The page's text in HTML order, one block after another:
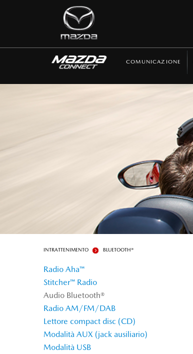
COMUNICAZIONE
INTRATTENIMENTO BLUETOOTH®
Radio Aha™
Stitcher™ Radio
Audio Bluetooth®
Radio AM/FM/DAB
Lettore compact disc (CD)
Modalità AUX (jack ausiliario)
Modalità USB